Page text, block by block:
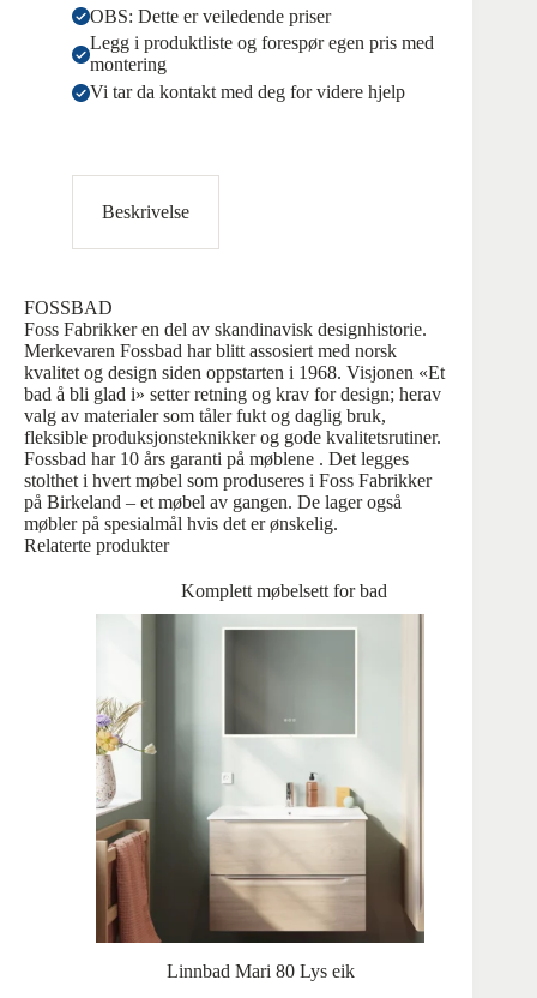
OBS: Dette er veiledende priser
Legg i produktliste og forespør egen pris med
montering
Vi tar da kontakt med deg for videre hjelp
Beskrivelse
FOSSBAD
Foss Fabrikker en del av skandinavisk designhistorie.
Merkevaren Fossbad har blitt assosiert med norsk
kvalitet og design siden oppstarten i 1968. Visjonen «Et
bad å bli glad i» setter retning og krav for design; herav
valg av materialer som tåler fukt og daglig bruk,
fleksible produksjonsteknikker og gode kvalitetsrutiner.
Fossbad har 10 års garanti på møblene . Det legges
stolthet i hvert møbel som produseres i Foss Fabrikker
på Birkeland – et møbel av gangen. De lager også
møbler på spesialmål hvis det er ønskelig.
Relaterte produkter
Komplett møbelsett for bad
Linnbad Mari 80 Lys eik